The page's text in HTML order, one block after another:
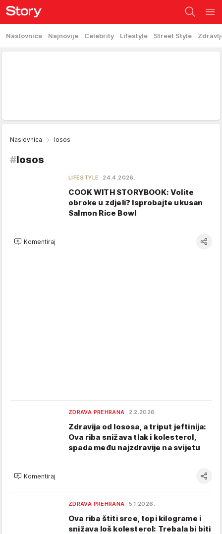
Naslovnica Najnovije Celebrity Lifestyle Street Style
Naslovnica losos
#losos
LIFESTYLE 24.4.2026.
COOK WITH STORYBOOK: Volite
obroke u zdjeli? Isprobajte ukusan
Salmon Rice Bowl
Komentiraj
ZDRAVA PREHRANA 2.2.2026.
Zdravija od lososa, a triput jeftinija:
Ova riba snižava tlak i kolesterol,
spada među najzdravije na svijetu
Komentiraj
ZDRAVA PREHRANA 5.1.2026.
Ova riba štiti srce, topi kilograme i
snižava loš kolesterol: Trebala bi biti